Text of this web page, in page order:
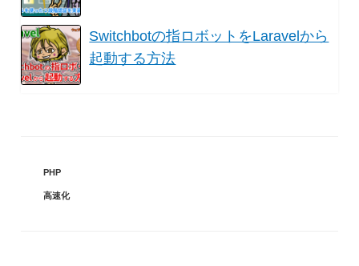
Switchbotの指ロボットをLaravelから
起動する方法
カ
ゴ
PHP
タ
高速化